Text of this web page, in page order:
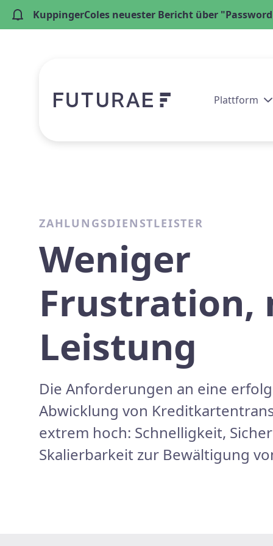
KuppingerColes neuester Bericht über
Plattform
ZAHLUNGSDIENSTLEISTER
Weniger
Frustration,
Leistung
Die Anforderungen an eine
Abwicklung von
extrem hoch: Schnelligkeit,
Skalierbarkeit zur Bewältigung